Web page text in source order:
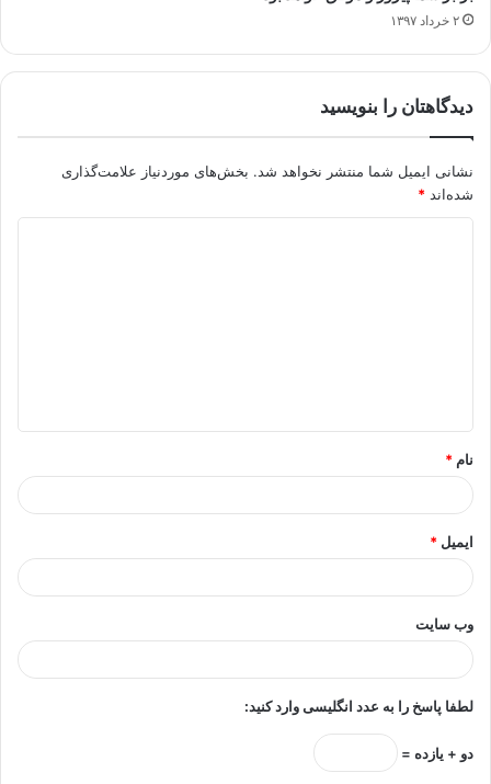
۲ خرداد ۱۳۹۷
دیدگاهتان را بنویسید
نشانی ایمیل شما منتشر نخواهد شد. بخش‌های موردنیاز علامت‌گذاری
شده‌اند *
*
نام *
ایمیل *
وب‌ سایت
لطفا پاسخ را به عدد انگلیسی وارد کنید:
دو + یازده =